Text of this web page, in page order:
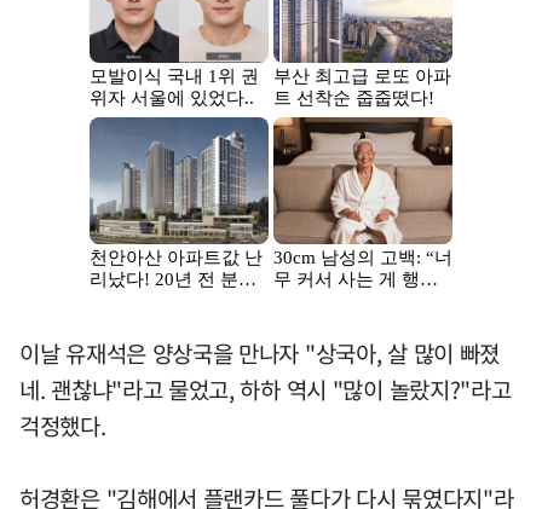
이날 유재석은 양상국을 만나자 "상국아, 살 많이 빠졌
네. 괜찮냐"라고 물었고, 하하 역시 "많이 놀랐지?"라고
걱정했다.
허경환은 "김해에서 플랜카드 풀다가 다시 묶였다지"라